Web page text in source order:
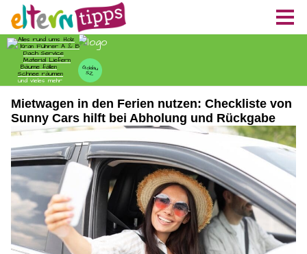
Mietwagen in den Ferien nutzen: Checkliste von
Sunny Cars hilft bei Abholung und Rückgabe